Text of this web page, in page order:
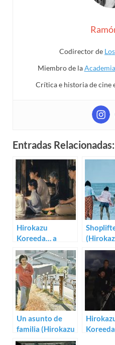
Codirector de
Miembro de la
Crítica e historia de cine
Entradas Relacionadas:
Hirokazu
Koreeda… a
examen (II)
Un asunto de
familia (Hirokazu
Koreeda)